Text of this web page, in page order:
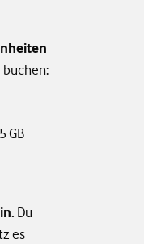
buchen:
GB
Du
es